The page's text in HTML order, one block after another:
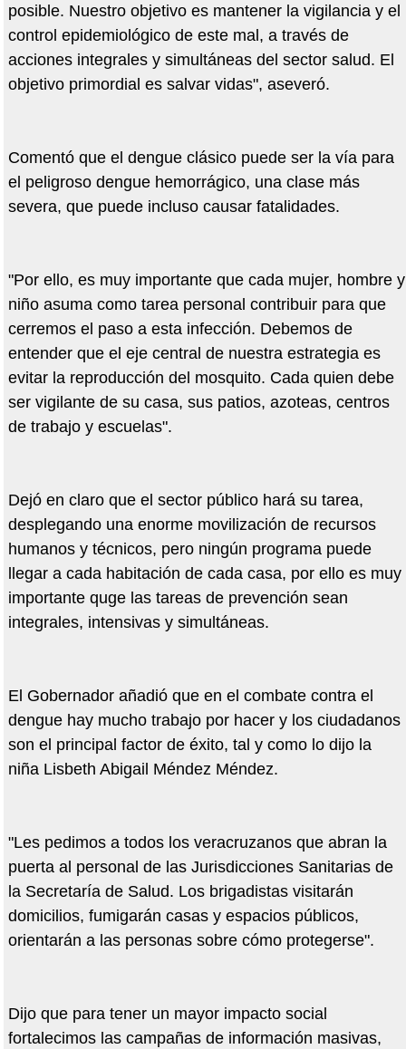
posible. Nuestro objetivo es mantener la vigilancia y el
control epidemiológico de este mal, a través de
acciones integrales y simultáneas del sector salud. El
objetivo primordial es salvar vidas", aseveró.
Comentó que el dengue clásico puede ser la vía para
el peligroso dengue hemorrágico, una clase más
severa, que puede incluso causar fatalidades.
"Por ello, es muy importante que cada mujer, hombre y
niño asuma como tarea personal contribuir para que
cerremos el paso a esta infección. Debemos de
entender que el eje central de nuestra estrategia es
evitar la reproducción del mosquito. Cada quien debe
ser vigilante de su casa, sus patios, azoteas, centros
de trabajo y escuelas".
Dejó en claro que el sector público hará su tarea,
desplegando una enorme movilización de recursos
humanos y técnicos, pero ningún programa puede
llegar a cada habitación de cada casa, por ello es muy
importante quge las tareas de prevención sean
integrales, intensivas y simultáneas.
El Gobernador añadió que en el combate contra el
dengue hay mucho trabajo por hacer y los ciudadanos
son el principal factor de éxito, tal y como lo dijo la
niña Lisbeth Abigail Méndez Méndez.
"Les pedimos a todos los veracruzanos que abran la
puerta al personal de las Jurisdicciones Sanitarias de
la Secretaría de Salud. Los brigadistas visitarán
domicilios, fumigarán casas y espacios públicos,
orientarán a las personas sobre cómo protegerse".
Dijo que para tener un mayor impacto social
fortalecimos las campañas de información masivas,